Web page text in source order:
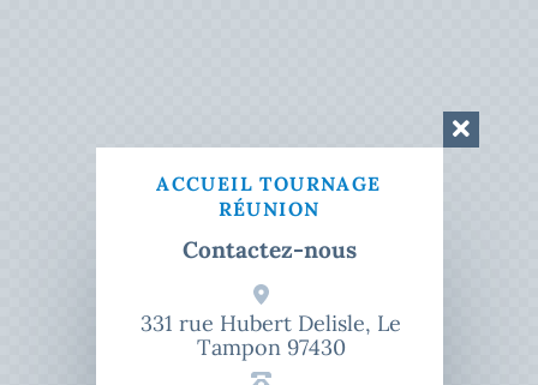
ACCUEIL TOURNAGE
RÉUNION
Contactez-nous
331 rue Hubert Delisle, Le
Tampon 97430